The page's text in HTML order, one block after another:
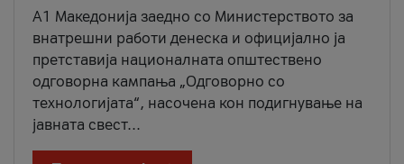
A1 Македонија заедно со Министерството за
внатрешни работи денеска и официјално ја
претставија националната општествено
одговорна кампања „Одговорно со
технологијата“, насочена кон подигнување на
јавната свест...